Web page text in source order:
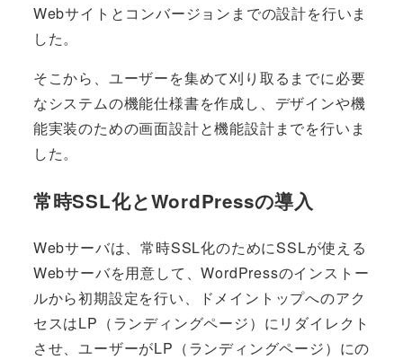
Webサイトとコンバージョンまでの設計を行いま
した。
そこから、ユーザーを集めて刈り取るまでに必要
なシステムの機能仕様書を作成し、デザインや機
能実装のための画面設計と機能設計までを行いま
した。
常時SSL化とWordPressの導入
Webサーバは、常時SSL化のためにSSLが使える
Webサーバを用意して、WordPressのインストー
ルから初期設定を行い、ドメイントップへのアク
セスはLP（ランディングページ）にリダイレクト
させ、ユーザーがLP（ランディングページ）にの